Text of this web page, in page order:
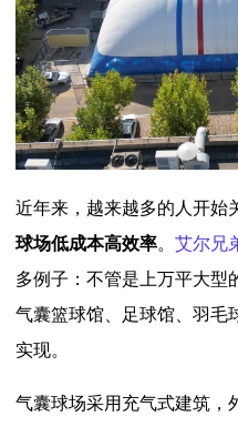
近年来，越来越多的人开始
球场低成本高效率。 艾尔兄
多例子：不管是上万平大型
气囊篮球馆、足球馆、羽毛
实现。
气囊球场采用充气式建筑，